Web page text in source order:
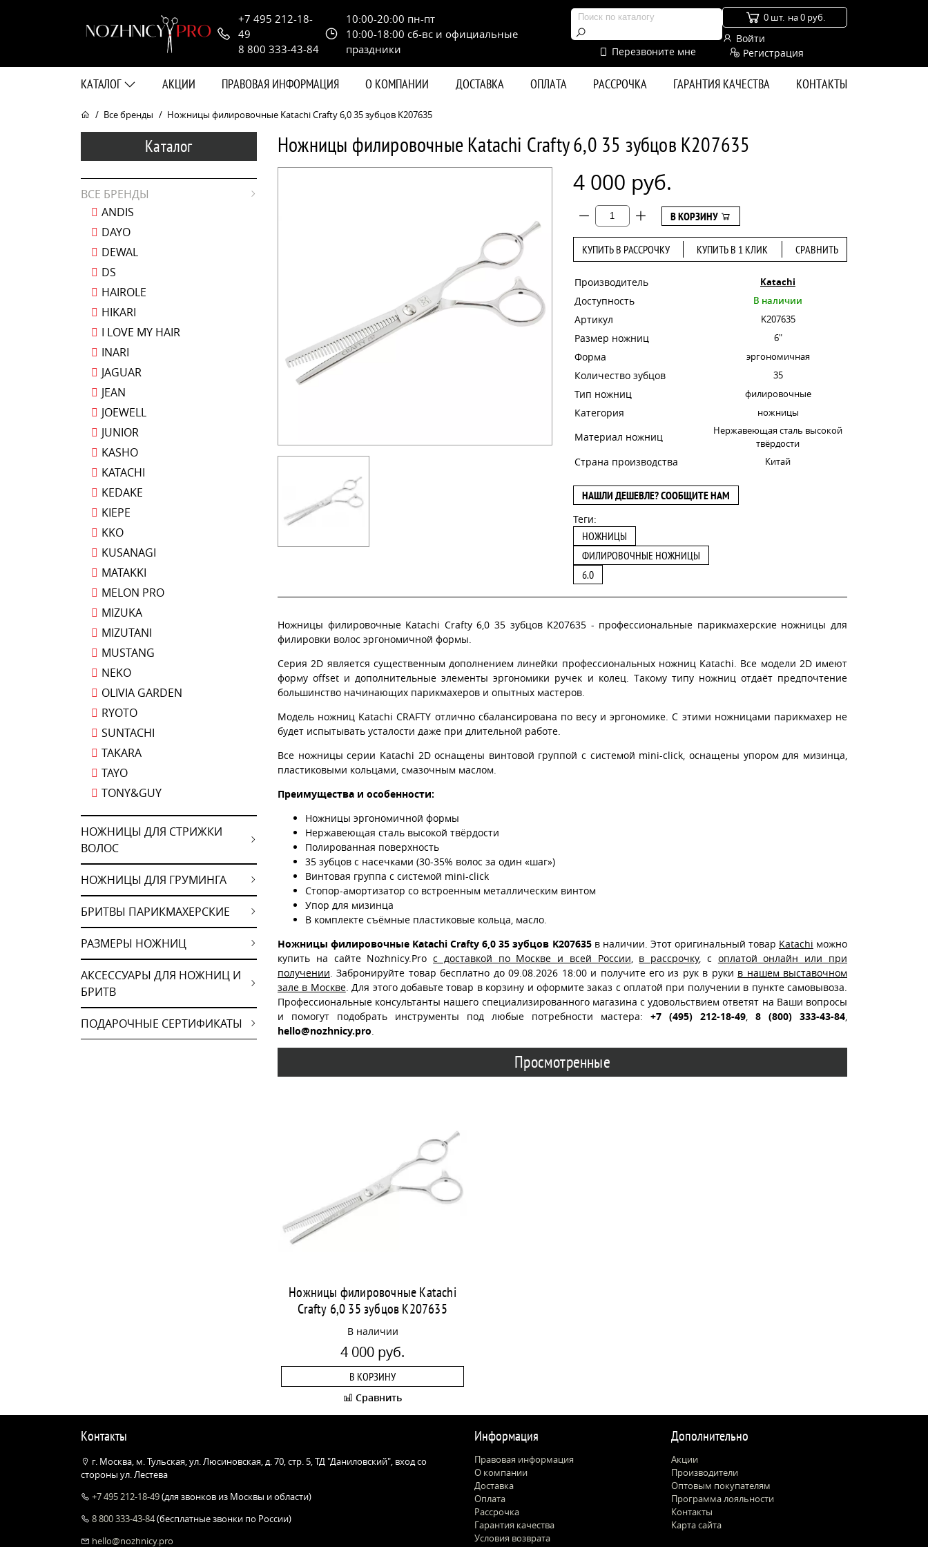
+7 495 212-18-
49
8 800 333-43-84
10:00-20:00 пн-пт
10:00-18:00 сб-вс и официальные
праздники
Перезвоните мне
0 шт. на 0 руб.
Войти
Регистрация
КАТАЛОГ АКЦИИ ПРАВОВАЯ ИНФОРМАЦИЯ О КОМПАНИИ ДОСТАВКА ОПЛАТА РАССРОЧКА ГАРАНТИЯ КАЧЕСТВА КОНТАКТЫ
Все бренды Ножницы филировочные Katachi Crafty 6,0 35 зубцов K207635
Каталог
ВСЕ БРЕНДЫ
ANDIS
DAYO
DEWAL
DS
HAIROLE
HIKARI
I LOVE MY HAIR
INARI
JAGUAR
JEAN
JOEWELL
JUNIOR
KASHO
KATACHI
KEDAKE
KIEPE
KKO
KUSANAGI
MATAKKI
MELON PRO
MIZUKA
MIZUTANI
MUSTANG
NEKO
OLIVIA GARDEN
RYOTO
SUNTACHI
TAKARA
TAYO
TONY&GUY
НОЖНИЦЫ ДЛЯ СТРИЖКИ
ВОЛОС
НОЖНИЦЫ ДЛЯ ГРУМИНГА
БРИТВЫ ПАРИКМАХЕРСКИЕ
РАЗМЕРЫ НОЖНИЦ
АКСЕССУАРЫ ДЛЯ НОЖНИЦ И
БРИТВ
ПОДАРОЧНЫЕ СЕРТИФИКАТЫ
Ножницы филировочные Katachi Crafty 6,0 35 зубцов K207635
4 000 руб.
В КОРЗИНУ
КУПИТЬ В РАССРОЧКУ КУПИТЬ В 1 КЛИК СРАВНИТЬ
Производитель Katachi
Доступность В наличии
Артикул K207635
Размер ножниц 6"
Форма эргономичная
Количество зубцов 35
Тип ножниц филировочные
Категория ножницы
Материал ножниц
Нержавеющая сталь высокой
твёрдости
Страна производства Китай
НАШЛИ ДЕШЕВЛЕ? СООБЩИТЕ НАМ
Теги:
НОЖНИЦЫ
ФИЛИРОВОЧНЫЕ НОЖНИЦЫ
6.0
Ножницы филировочные Katachi Crafty 6,0 35 зубцов K207635 - профессиональные парикмахерские ножницы для
филировки волос эргономичной формы.
Серия 2D является существенным дополнением линейки профессиональных ножниц Katachi. Все модели 2D имеют
форму offset и дополнительные элементы эргономики ручек и колец. Такому типу ножниц отдаёт предпочтение
большинство начинающих парикмахеров и опытных мастеров.
Модель ножниц Katachi CRAFTY отлично сбалансирована по весу и эргономике. С этими ножницами парикмахер не
будет испытывать усталости даже при длительной работе.
Все ножницы серии Katachi 2D оснащены винтовой группой с системой mini-click, оснащены упором для мизинца,
пластиковыми кольцами, смазочным маслом.
Преимущества и особенности:
Ножницы эргономичной формы
Нержавеющая сталь высокой твёрдости
Полированная поверхность
35 зубцов с насечками (30-35% волос за один «шаг»)
Винтовая группа с системой mini-click
Стопор-амортизатор со встроенным металлическим винтом
Упор для мизинца
В комплекте съёмные пластиковые кольца, масло.
Ножницы филировочные Katachi Crafty 6,0 35 зубцов K207635в наличии. Этот оригинальный товар Katachi можно
купить на сайте Nozhnicy.Proс доставкой по Москве и всей России, в рассрочку, с оплатой онлайн или при
получении. Забронируйте товар бесплатно до 09.08.2026 18:00 и получите его из рук в руки в нашем выставочном
зале в Москве. Для этого добавьте товар в корзину и оформите заказ с оплатой при получении в пункте самовывоза.
Профессиональные консультанты нашего специализированного магазина с удовольствием ответят на Ваши вопросы
и помогут подобрать инструменты под любые потребности мастера: +7 (495) 212-18-49, 8 (800) 333-43-84,
hello@nozhnicy.pro.
Просмотренные
Ножницы филировочные Katachi
Crafty 6,0 35 зубцов K207635
В наличии
4 000 руб.
В КОРЗИНУ
Сравнить
Контакты
г. Москва, м. Тульская, ул. Люсиновская, д. 70, стр. 5, ТД "Даниловский", вход со
стороны ул. Лестева
+7 495 212-18-49(для звонков из Москвы и области)
8 800 333-43-84(бесплатные звонки по России)
hello@nozhnicy.pro
Информация
Правовая информация
О компании
Доставка
Оплата
Рассрочка
Гарантия качества
Условия возврата
Дополнительно
Акции
Производители
Оптовым покупателям
Программа лояльности
Контакты
Карта сайта